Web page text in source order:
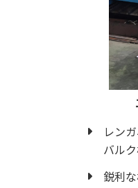
レン
バル
鋭利